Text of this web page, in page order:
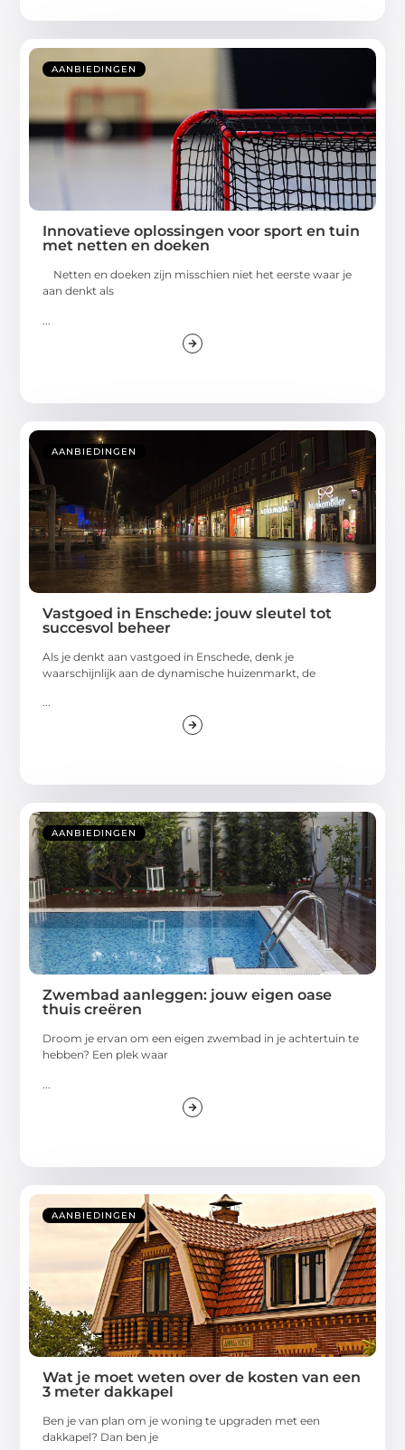
AANBIEDINGEN
Innovatieve oplossingen voor sport en tuin
met netten en doeken
Netten en doeken zijn misschien niet het eerste waar je
aan denkt als
AANBIEDINGEN
Vastgoed in Enschede: jouw sleutel tot
succesvol beheer
Als je denkt aan vastgoed in Enschede, denk je
waarschijnlijk aan de dynamische huizenmarkt, de
...
AANBIEDINGEN
Zwembad aanleggen: jouw eigen oase
thuis creëren
Droom je ervan om een eigen zwembad in je achtertuin te
hebben? Een plek waar
AANBIEDINGEN
Wat je moet weten over de kosten van een
3 meter dakkapel
Ben je van plan om je woning te upgraden met een
dakkapel? Dan ben je